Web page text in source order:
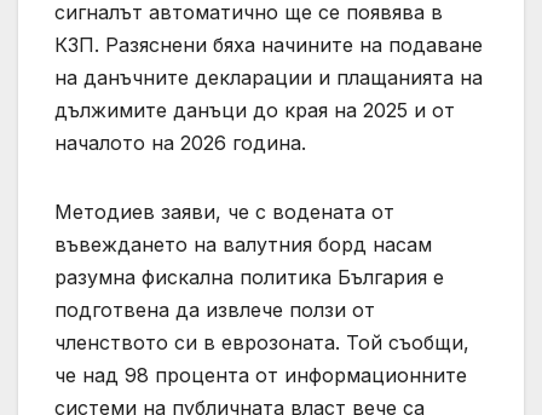
сигналът автоматично ще се появява в
КЗП. Разяснени бяха начините на подаване
на данъчните декларации и плащанията на
дължимите данъци до края на 2025 и от
началото на 2026 година.
Методиев заяви, че с водената от
въвеждането на валутния борд насам
разумна фискална политика България е
подготвена да извлече ползи от
членството си в еврозоната. Той съобщи,
че над 98 процента от информационните
системи на публичната власт вече са